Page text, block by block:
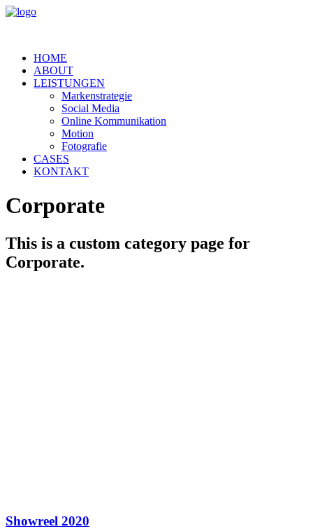
HOME
ABOUT
LEISTUNGEN
Markenstrategie
Social Media
Online Kommunikation
Motion
Fotografie
CASES
KONTAKT
Corporate
This is a custom category page for
Corporate.
Showreel 2020